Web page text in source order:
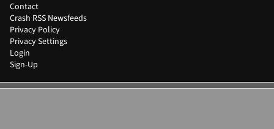
Contact
Crash RSS Newsfeeds
Privacy Policy
Privacy Settings
Login
Sign-Up